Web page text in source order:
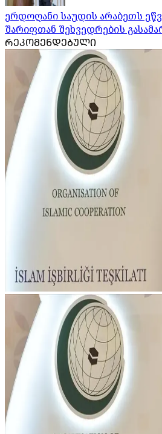
ერდოღანი საუდის არაბეთს
შარიფთან შეხვედრების
ᲠᲔᲙᲝᲛᲔᲜᲓᲔᲑᲣᲚᲘ